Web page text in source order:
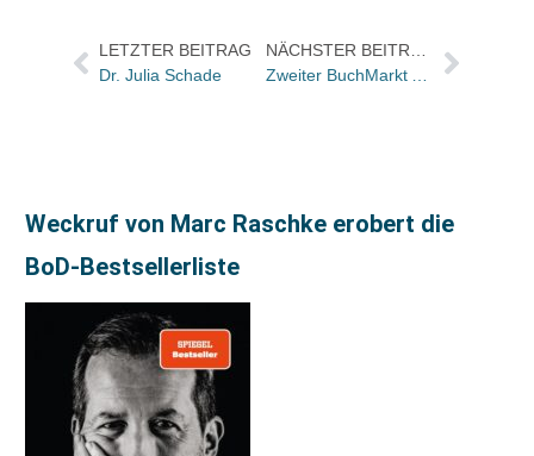
LETZTER BEITRAG
Dr. Julia Schade
Weckruf von Marc Raschke erobert die
BoD-Bestsellerliste